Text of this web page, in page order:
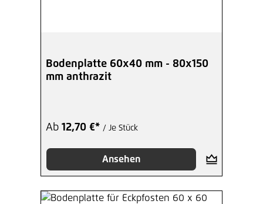
Bodenplatte 60x40 mm - 80x150
mm anthrazit
Ab 12,70 €* / Je Stück
Ansehen